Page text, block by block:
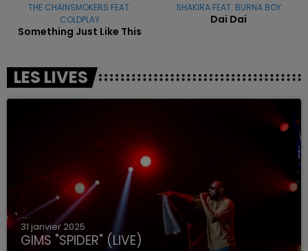
THE CHAINSMOKERS FEAT.
COLDPLAY
Something Just Like This
SHAKIRA FEAT. BURNA BOY
Dai Dai
LES LIVES
31 janvier 2025
GIMS "SPIDER" (LIVE)